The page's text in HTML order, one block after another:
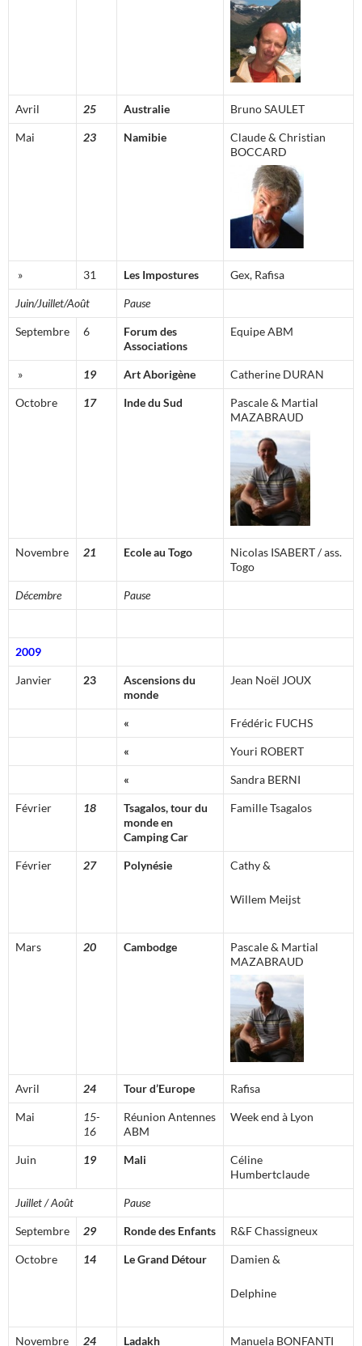
Avril 25 Australie Bruno SAULET
Mai 23 Namibie
Claude & Christian
BOCCARD
» 31 Les Impostures Gex, Rafisa
Juin/Juillet/Août Pause
Septembre 6
Forum des
Associations
Equipe ABM
» 19 Art Aborigène Catherine DURAN
Octobre 17 Inde du Sud
Pascale & Martial
MAZABRAUD
Novembre 21 Ecole au Togo
Nicolas ISABERT / ass.
Togo
Décembre Pause
2009
Janvier 23
Ascensions du
monde
Jean Noël JOUX
« Frédéric FUCHS
« Youri ROBERT
« Sandra BERNI
Février 18
Tsagalos, tour du
monde en
Camping Car
Famille Tsagalos
Février 27 Polynésie Cathy &
Willem Meijst
Mars 20 Cambodge
Pascale & Martial
MAZABRAUD
Avril 24 Tour d’Europe Rafisa
Mai
15-
16
Réunion Antennes
ABM
Week end à Lyon
Juin 19 Mali
Céline
Humbertclaude
Juillet / Août Pause
Septembre 29 Ronde des Enfants R&F Chassigneux
Octobre 14 Le Grand Détour Damien &
Delphine
Novembre 24 Ladakh Manuela BONFANTI